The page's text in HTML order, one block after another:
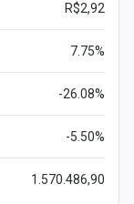
R$2,92
7.75%
-26.08%
-5.50%
1.570.486,90